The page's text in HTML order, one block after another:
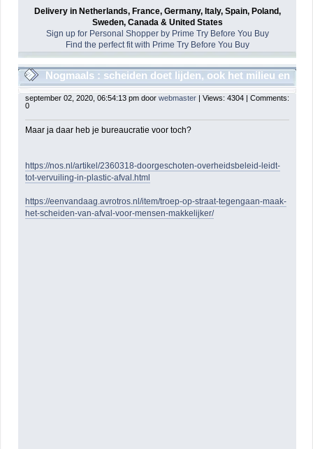
Delivery in Netherlands, France, Germany, Italy, Spain, Poland,
Sweden, Canada & United States
Sign up for Personal Shopper by Prime Try Before You Buy
Find the perfect fit with Prime Try Before You Buy
Nogmaals : scheiden doet lijden, ook het milieu en
de portemonee
september 02, 2020, 06:54:13 pm door webmaster| Views: 4304 | Comments:
0
Maar ja daar heb je bureaucratie voor toch?
https://nos.nl/artikel/2360318-doorgeschoten-overheidsbeleid-leidt-
tot-vervuiling-in-plastic-afval.html
https://eenvandaag.avrotros.nl/item/troep-op-straat-tegengaan-maak-
het-scheiden-van-afval-voor-mensen-makkelijker/